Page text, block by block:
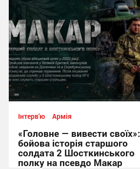
Інтерв'ю Армія
«Головне — вивести своїх»:
бойова історія старшого
солдата 2 Шосткинського
полку на псевдо Макар